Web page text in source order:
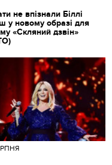
не впізнали Біллі
у новому образі для
«Скляний дзвін»